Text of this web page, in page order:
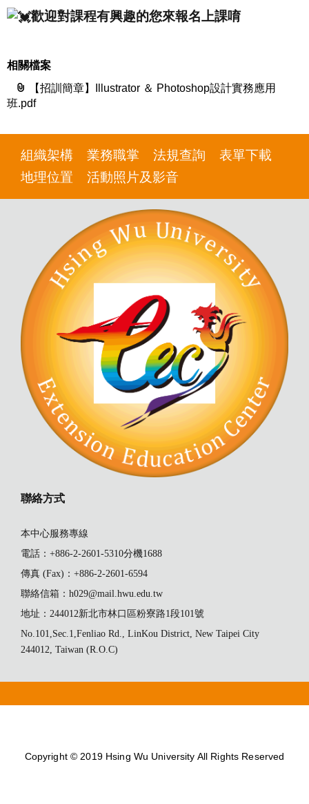
歡迎對課程有興趣的您來報名上課唷
相關檔案
【招訓簡章】Illustrator ＆ Photoshop設計實務應用
班.pdf
組織架構 業務職掌 法規查詢
表單下載
地理位置
活動照片及影音
聯絡方式
本中心服務專線
電話：+886-2-2601-5310分機1688
傳真 (Fax)：+886-2-2601-6594
聯絡信箱：h029@mail.hwu.edu.tw
地址：244012新北市林口區粉寮路1段101號
No.101,Sec.1,Fenliao Rd., LinKou District, New Taipei City
244012, Taiwan (R.O.C)
Copyright © 2019 Hsing Wu University All Rights Reserved